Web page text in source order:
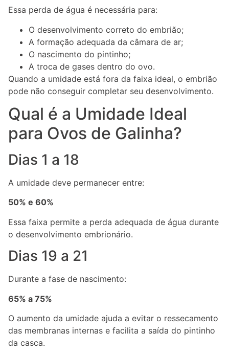
Essa perda de água é necessária para:
O desenvolvimento correto do embrião;
A formação adequada da câmara de ar;
O nascimento do pintinho;
A troca de gases dentro do ovo.
Quando a umidade está fora da faixa ideal, o embrião
pode não conseguir completar seu desenvolvimento.
Qual é a Umidade Ideal
para Ovos de Galinha?
Dias 1 a 18
A umidade deve permanecer entre:
50% e 60%
Essa faixa permite a perda adequada de água durante
o desenvolvimento embrionário.
Dias 19 a 21
Durante a fase de nascimento:
65% a 75%
O aumento da umidade ajuda a evitar o ressecamento
das membranas internas e facilita a saída do pintinho
da casca.